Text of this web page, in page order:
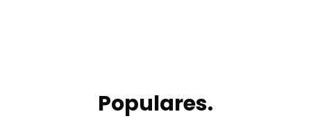
Populares.